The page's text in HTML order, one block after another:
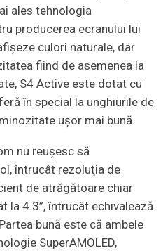
ales tehnologia
producerea ecranului lui
culori naturale, dar
fiind de asemenea la
S4 Active este dotat cu
în special la unghiurile de
uşor mai bună.
nu reuşesc să
întrucât rezoluţia de
de atrăgătoare chiar
la 4.3”, întrucât echivalează
bună este că ambele
SuperAMOLED,